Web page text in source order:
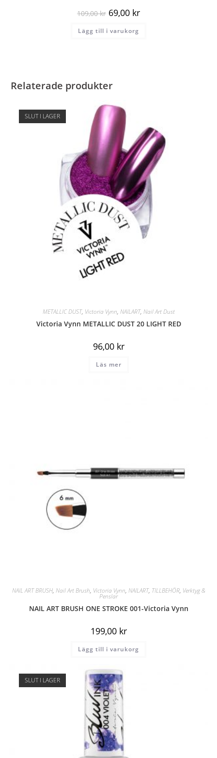
109,00kr 69,00 kr
Lägg till i varukorg
Relaterade produkter
SLUT I LAGER
METALLIC DUST, Victoria Vynn, NAILART, Nail Art Dust
Victoria Vynn METALLIC DUST 20 LIGHT RED
96,00 kr
Läs mer
NAIL ART BRUSH, Nail Art Brush, Victoria Vynn, NAILART, TILLBEHÖR, Verktyg &
Penslar
NAIL ART BRUSH ONE STROKE 001-Victoria Vynn
199,00 kr
Lägg till i varukorg
SLUT I LAGER